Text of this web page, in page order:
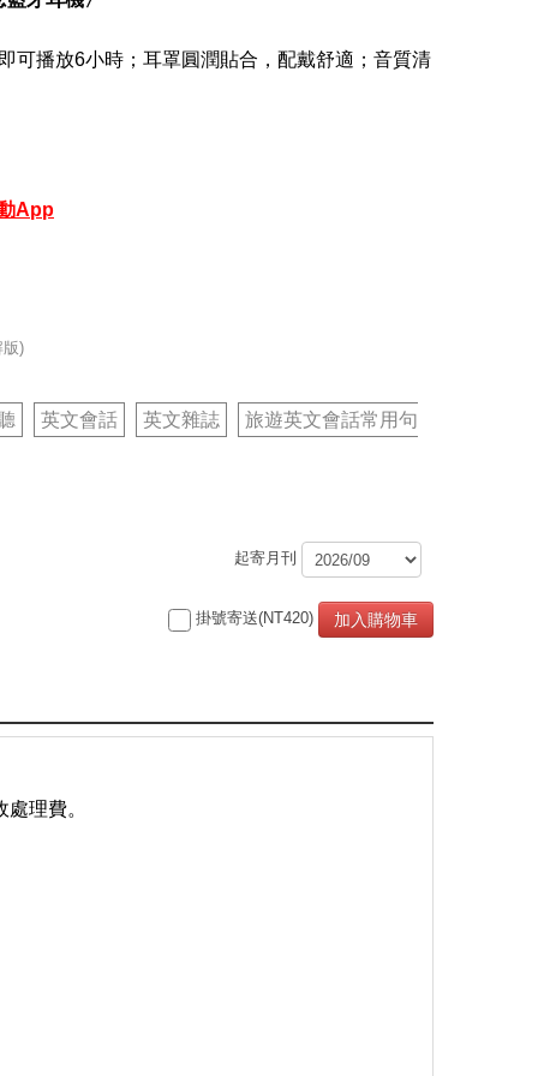
可播放6小時；耳罩圓潤貼合，配戴舒適；音質清
App
版)
英文會話 英文雜誌 旅遊英文會話常用句
起寄月刊
掛號寄送(NT420) 加入購物車
理費。